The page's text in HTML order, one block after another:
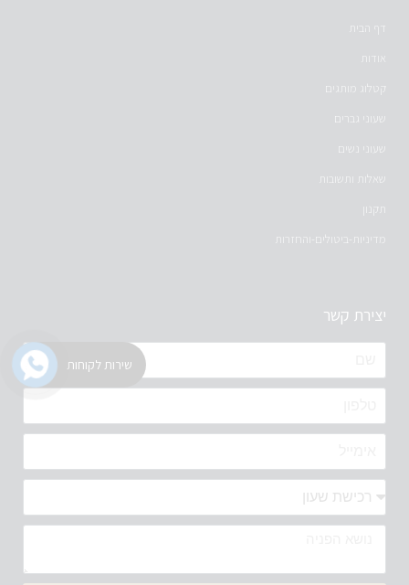
דף הבית
אודות
קטלוג מותגים
שעוני גברים
שעוני נשים
שאלות ותשובות
תקנון
מדיניות-ביטולים-והחזרות
יצירת קשר
שירות לקוחות